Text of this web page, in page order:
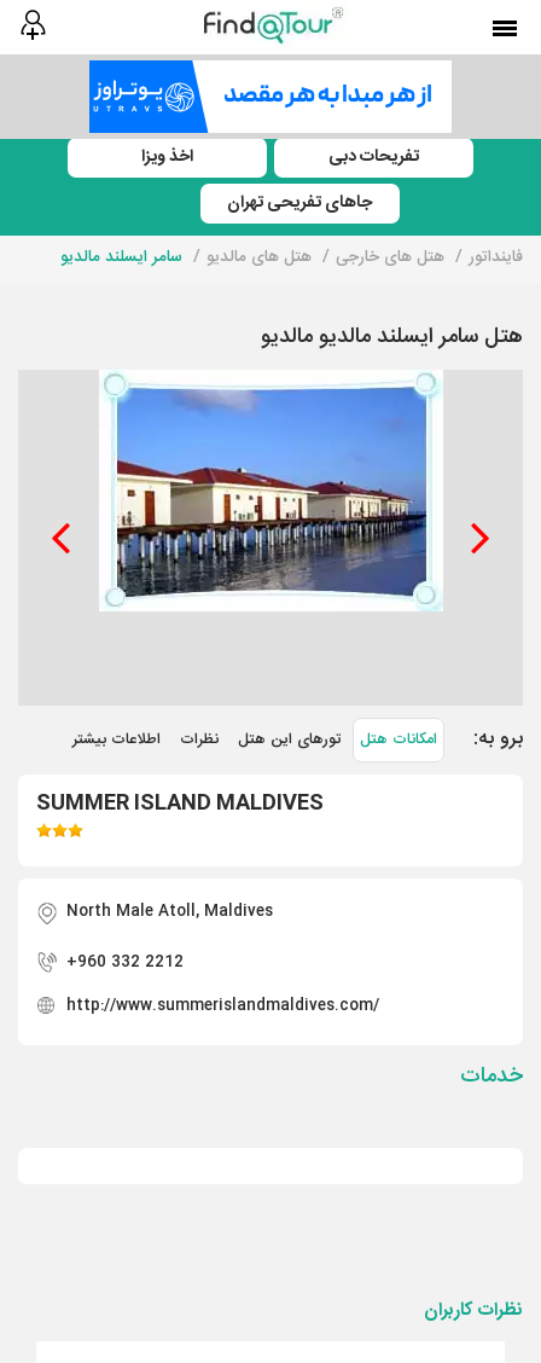
تفریحات دبی
اخذ ویزا
جاهای تفریحی تهران
فاینداتور هتل های خارجی هتل های مالدیو سامر ایسلند مالدیو
هتل سامر ایسلند مالدیو مالدیو
برو به: امکانات هتل تورهای این هتل نظرات اطلاعات بیشتر
SUMMER ISLAND MALDIVES
North Male Atoll, Maldives
+960 332 2212
http://www.summerislandmaldives.com/
خدمات
نظرات کاربران